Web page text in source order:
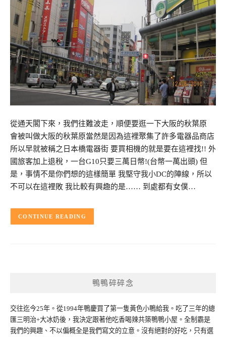
從通天閣下來，我們往難波走，順便要逛一下大阪的秋葉原
會被叫做大阪的秋葉原當然是因為這裡聚集了許多電器品商店
所以早就被稱之日本橋電器街 要買相機的就是要在這裡找!! 外
國旅客加上退稅，一台G10只要三萬日幣!(台幣一萬出頭) 但
是，事情不是你們想的這樣簡單 我堅守我小DC的陣線，所以
不可以在這裡敗 我比較有興趣的是…… 到處都有女僕…
CONTINUE READING
鴨鴨碎碎念
交往迄今25年。從1994年鴨慶買了第一隻黃色小鴨給我。吃了三年的總
匯三明治+大冰奶後，我決定跟著他吃香喝辣共築鴨鴨小屋。全制霸是
我們的興趣、不以偏概全是我們寫文的立意。沒有絕對的好吃，只有選